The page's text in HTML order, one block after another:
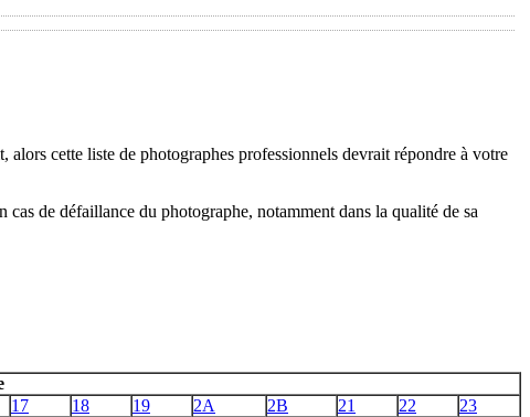
cette liste de photographes professionnels devrait répondre à votre
de défaillance du photographe, notamment dans la qualité de sa
17 18 19 2A 2B 21 22
23